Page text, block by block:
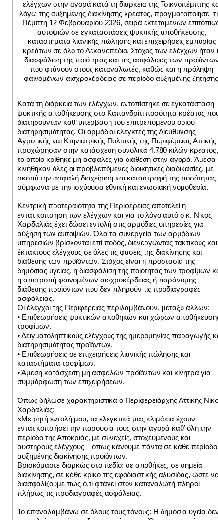
ελέγχων στην αγορά κατά τη διάρκεια της Τσικνοπέμπτης
λόγω της αυξημένης διακίνησης κρέατος, πραγματοποίησε
Πέμπτη 12 Φεβρουαρίου 2026, σειρά εκτεταμένων
αυτοψιών σε εγκαταστάσεις ψυκτικής αποθήκευσης,
καταστήματα λιανικής πώλησης και επιχειρήσεις εμπορίας
κρεάτων σε όλο το Λεκανοπέδιο. Στόχος των ελέγχων ήταν
διασφάλιση της ποιότητας και της ασφάλειας των
που φτάνουν στους καταναλωτές, καθώς και η πρόληψη
φαινομένων αισχροκέρδειας σε περίοδο αυξημένης
Κατά τη διάρκεια των ελέγχων, εντοπίστηκε σε εγκατάσταση
ψυκτικής αποθήκευσης στο Καπανδρίτι ποσότητα κρέατος
διατηρούνταν καθ’ υπέρβαση του επιτρεπόμενου ορίου
διατηρησιμότητας. Οι αρμόδιοι ελεγκτές της Διεύθυνσης
Αγροτικής και Κτηνιατρικής Πολιτικής της Περιφέρειας Αττικής
προχώρησαν στην κατάσχεση συνολικά 4.780 κιλών κρέατος,
το οποίο κρίθηκε μη ασφαλές για διάθεση στην αγορά. Άμεσα
κινήθηκαν όλες οι προβλεπόμενες διοικητικές διαδικασίες, με
σκοπό την ασφαλή διαχείριση και καταστροφή της ποσότητας,
σύμφωνα με την ισχύουσα εθνική και ενωσιακή νομοθεσία.
Κεντρική προτεραιότητα της Περιφέρειας αποτελεί η
εντατικοποίηση των ελέγχων και για το λόγο αυτό ο κ. Νίκος
Χαρδαλιάς έχει δώσει εντολή στις αρμόδιες υπηρεσίες για
αύξηση των αυτοψιών. Όλα τα συνεργεία των αρμόδιων
υπηρεσιών βρίσκονται επί ποδός, διενεργώντας τακτικούς και
έκτακτους ελέγχους σε όλες τις φάσεις της διακίνησης και
διάθεσης των προϊόντων. Στόχος είναι η προστασία της
δημόσιας υγείας, η διασφάλιση της ποιότητας των τροφίμων
η αποτροπή φαινομένων αισχροκέρδειας ή παράνομης
διάθεσης προϊόντων που δεν πληρούν τις προδιαγραφές
ασφάλειας.
Οι έλεγχοι της Περιφέρειας περιλαμβάνουν, μεταξύ άλλων:
• Επιθεωρήσεις ψυκτικών αποθηκών και χώρων
τροφίμων.
• Δειγματοληπτικούς ελέγχους της ημερομηνίας παραγωγής
διατηρησιμότητας προϊόντων.
• Επιθεωρήσεις σε επιχειρήσεις λιανικής πώλησης και
καταστήματα τροφίμων.
• Άμεση κατάσχεση μη ασφαλών προϊόντων και κίνητρα για
συμμόρφωση των επιχειρήσεων.
Όπως δήλωσε χαρακτηριστικά ο Περιφερειάρχης Αττικής
Χαρδαλιάς:
«Με ρητή εντολή μου, τα ελεγκτικά μας κλιμάκια έχουν
εντατικοποιήσει την παρουσία τους στην αγορά καθ’ όλη την
περίοδο της Αποκριάς, με συνεχείς, στοχευμένους και
αυστηρούς ελέγχους – όπως κάνουμε πάντα σε κάθε περίοδο
αυξημένης διακίνησης προϊόντων.
Βρισκόμαστε διαρκώς στο πεδίο: σε αποθήκες, σε σημεία
διακίνησης, σε κάθε κρίκο της εφοδιαστικής αλυσίδας, ώστε
διασφαλίζουμε πως ό,τι φτάνει στον καταναλωτή πληροί
πλήρως τις προδιαγραφές ασφάλειας.
Το επαναλαμβάνω σε όλους τους τόνους: Η δημόσια υγεία